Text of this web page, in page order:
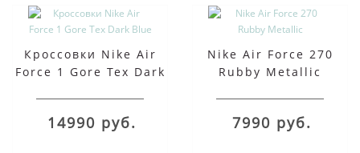
Кроссовки Nike Air
Force 1 Gore Tex Dark
14990 руб.
Nike Air Force 270
Rubby Metallic
7990 руб.